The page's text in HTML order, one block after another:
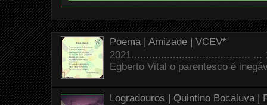
Poema | Amizade | VCEV*
2021........................................ ...
Egberto Vital o parentesco é
Logradouros | Quintino Bocaiuva |